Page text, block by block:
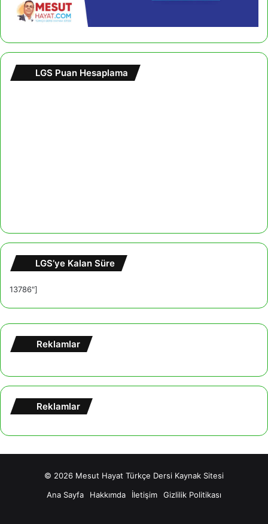
LGS Puan Hesaplama
LGS’ye Kalan Süre
13786"]
Reklamlar
Reklamlar
© 2026 Mesut Hayat Türkçe Dersi Kaynak Sitesi
Ana Sayfa
Hakkımda İletişim Gizlilik Politikası